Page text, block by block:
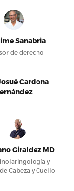
Sanabria
de derecho
Cardona
Giraldez MD
y
Cabeza y Cuello